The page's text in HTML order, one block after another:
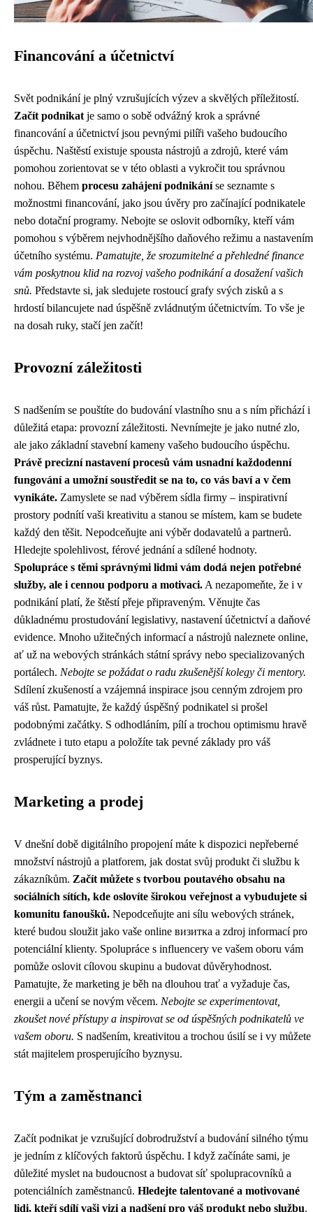
Financování a účetnictví
Svět podnikání je plný vzrušujících výzev a skvělých příležitostí.
Začít podnikat je samo o sobě odvážný krok a správné
financování a účetnictví jsou pevnými pilíři vašeho budoucího
úspěchu. Naštěstí existuje spousta nástrojů a zdrojů, které vám
pomohou zorientovat se v této oblasti a vykročit tou správnou
nohou. Během procesu zahájení podnikáníse seznamte s
možnostmi financování, jako jsou úvěry pro začínající podnikatele
nebo dotační programy. Nebojte se oslovit odborníky, kteří vám
pomohou s výběrem nejvhodnějšího daňového režimu a nastavením
účetního systému. Pamatujte, že srozumitelné a přehledné finance
vám poskytnou klid na rozvoj vašeho podnikání a dosažení vašich
snů. Představte si, jak sledujete rostoucí grafy svých zisků a s
hrdostí bilancujete nad úspěšně zvládnutým účetnictvím. To vše je
na dosah ruky, stačí jen začít!
Provozní záležitosti
S nadšením se pouštíte do budování vlastního snu a s ním přichází i
důležitá etapa: provozní záležitosti. Nevnímejte je jako nutné zlo,
ale jako základní stavební kameny vašeho budoucího úspěchu.
Právě precizní nastavení procesů vám usnadní každodenní
fungování a umožní soustředit se na to, co vás baví a v čem
vynikáte. Zamyslete se nad výběrem sídla firmy – inspirativní
prostory podnítí vaši kreativitu a stanou se místem, kam se budete
každý den těšit. Nepodceňujte ani výběr dodavatelů a partnerů.
Hledejte spolehlivost, férové jednání a sdílené hodnoty.
Spolupráce s těmi správnými lidmi vám dodá nejen potřebné
služby, ale i cennou podporu a motivaci. A nezapomeňte, že i v
podnikání platí, že štěstí přeje připraveným. Věnujte čas
důkladnému prostudování legislativy, nastavení účetnictví a daňové
evidence. Mnoho užitečných informací a nástrojů naleznete online,
ať už na webových stránkách státní správy nebo specializovaných
portálech. Nebojte se požádat o radu zkušenější kolegy či mentory.
Sdílení zkušeností a vzájemná inspirace jsou cenným zdrojem pro
váš růst. Pamatujte, že každý úspěšný podnikatel si prošel
podobnými začátky. S odhodláním, pílí a trochou optimismu hravě
zvládnete i tuto etapu a položíte tak pevné základy pro váš
prosperující byznys.
Marketing a prodej
V dnešní době digitálního propojení máte k dispozici nepřeberné
množství nástrojů a platforem, jak dostat svůj produkt či službu k
zákazníkům. Začít můžete s tvorbou poutavého obsahu na
sociálních sítích, kde oslovíte širokou veřejnost a vybudujete si
komunitu fanoušků. Nepodceňujte ani sílu webových stránek,
které budou sloužit jako vaše online визитка a zdroj informací pro
potenciální klienty. Spolupráce s influencery ve vašem oboru vám
pomůže oslovit cílovou skupinu a budovat důvěryhodnost.
Pamatujte, že marketing je běh na dlouhou trať a vyžaduje čas,
energii a učení se novým věcem. Nebojte se experimentovat,
zkoušet nové přístupy a inspirovat se od úspěšných podnikatelů ve
vašem oboru. S nadšením, kreativitou a trochou úsilí se i vy můžete
stát majitelem prosperujícího byznysu.
Tým a zaměstnanci
Začít podnikat je vzrušující dobrodružství a budování silného týmu
je jedním z klíčových faktorů úspěchu. I když začínáte sami, je
důležité myslet na budoucnost a budovat síť spolupracovníků a
potenciálních zaměstnanců. Hledejte talentované a motivované
lidi, kteří sdílí vaši vizi a nadšení pro váš produkt nebo službu.